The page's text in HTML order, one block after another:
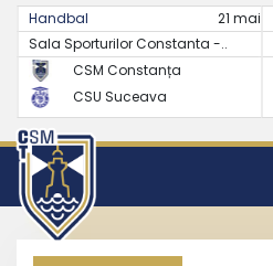
17:30
FINAL
24
27
Handbal 21 mai
Sala Sporturilor Constanta -..
CSM Constanța
CSU Suceava